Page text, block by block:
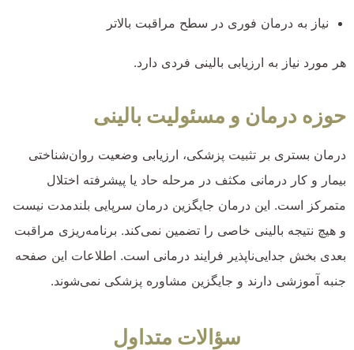
نیاز به درمان فوری در سطح مراقبت بالاتر
هر مورد نیاز به ارزیابی بالینی فردی دارد.
حوزه درمان و مسئولیت بالینی
درمان بستری بر تثبیت پزشکی، ارزیابی وضعیت روان‌شناختی
بیمار و کار درمانی مکثف در مرحله حاد یا پیشرفته اختلال
متمرکز است. این درمان جایگزین درمان سرپایی بلندمدت نیست
و هیچ نتیجه بالینی خاصی را تضمین نمی‌کند. برنامه‌ریزی مراقبت
بعدی بخش جدایی‌ناپذیر فرایند درمانی است. اطلاعات این صفحه
جنبه آموزشی دارند و جایگزین مشاوره پزشکی نمی‌شوند.
سؤالات متداول